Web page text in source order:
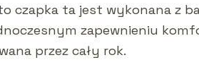
czapka ta jest wykonana z
zapewnieniu
przez cały rok.